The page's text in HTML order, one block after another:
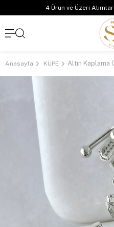
4 Ürün ve Üzeri
Anasayfa KÜPE